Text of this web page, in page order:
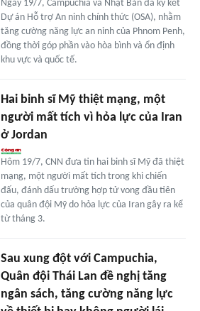
Ngày 19/7, Campuchia và Nhật Bản đã ký kết
Dự án Hỗ trợ An ninh chính thức (OSA), nhằm
tăng cường năng lực an ninh của Phnom Penh,
đồng thời góp phần vào hòa bình và ổn định
khu vực và quốc tế.
Hai binh sĩ Mỹ thiệt mạng, một
người mất tích vì hỏa lực của Iran
ở Jordan
Hôm 19/7, CNN đưa tin hai binh sĩ Mỹ đã thiệt
mạng, một người mất tích trong khi chiến
đấu, đánh dấu trường hợp tử vong đầu tiên
của quân đội Mỹ do hỏa lực của Iran gây ra kể
từ tháng 3.
Sau xung đột với Campuchia,
Quân đội Thái Lan đề nghị tăng
ngân sách, tăng cường năng lực